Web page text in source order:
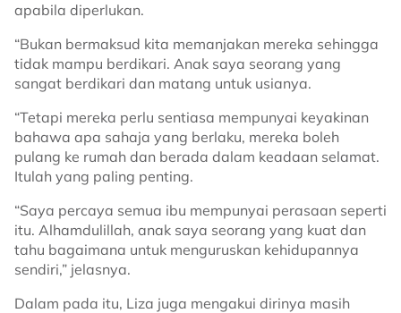
apabila diperlukan.
“Bukan bermaksud kita memanjakan mereka sehingga
tidak mampu berdikari. Anak saya seorang yang
sangat berdikari dan matang untuk usianya.
“Tetapi mereka perlu sentiasa mempunyai keyakinan
bahawa apa sahaja yang berlaku, mereka boleh
pulang ke rumah dan berada dalam keadaan selamat.
Itulah yang paling penting.
“Saya percaya semua ibu mempunyai perasaan seperti
itu. Alhamdulillah, anak saya seorang yang kuat dan
tahu bagaimana untuk menguruskan kehidupannya
sendiri,” jelasnya.
Dalam pada itu, Liza juga mengakui dirinya masih